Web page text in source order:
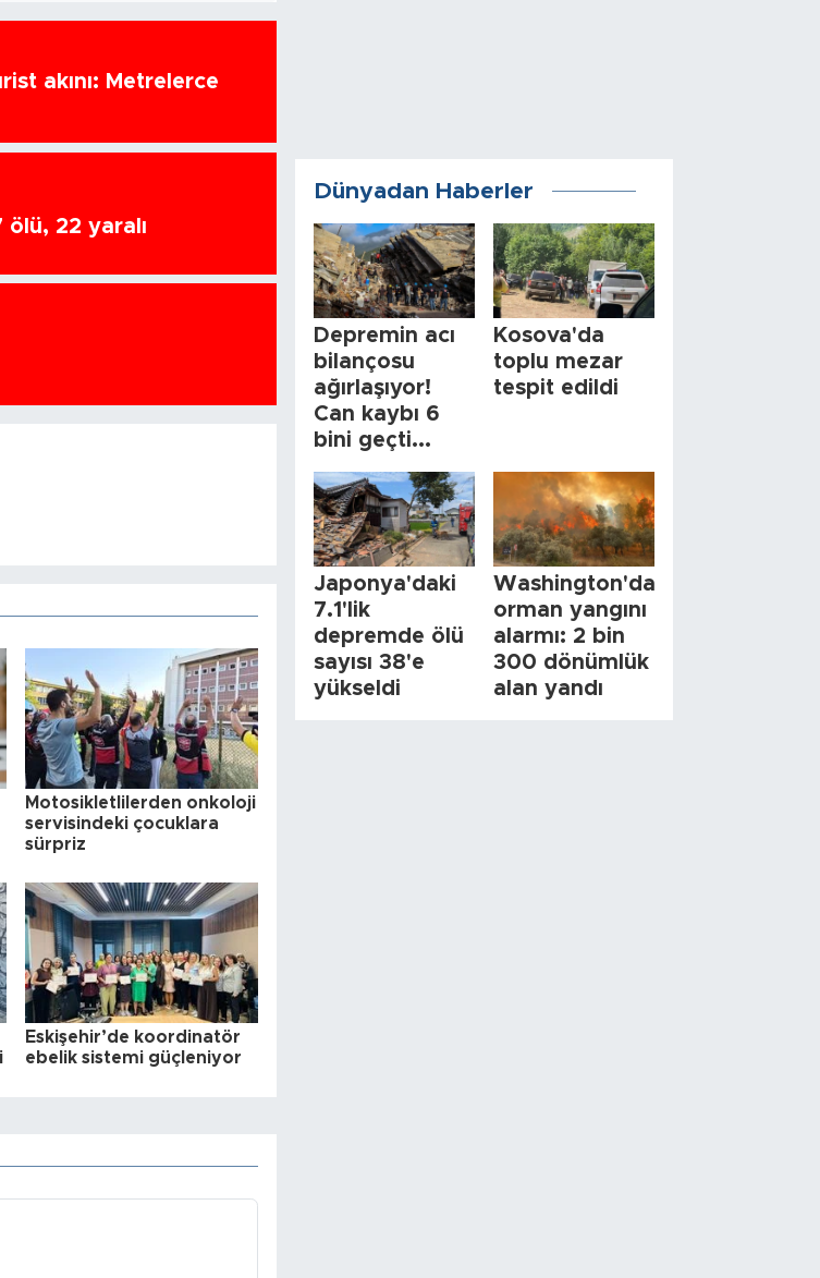
akını: Metrelerce
ölü, 22 yaralı
Motosikletlilerden onkoloji
servisindeki çocuklara
sürpriz
Eskişehir’de koordinatör
ebelik sistemi güçleniyor
Dünyadan Haberler
Depremin acı
bilançosu
ağırlaşıyor!
Can kaybı 6
bini geçti...
Kosova'da
toplu mezar
tespit edildi
Japonya'daki
7.1'lik
depremde ölü
sayısı 38'e
yükseldi
Washington'da
orman yangını
alarmı: 2 bin
300 dönümlük
alan yandı